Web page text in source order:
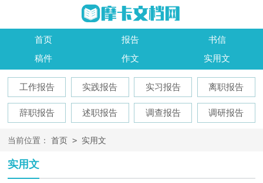
首页 报告
书信
稿件
作文 实用文
工作报告 实践报告 实习报告 离职报告
辞职报告 述职报告 调查报告 调研报告
当前位置： 首页 > 实用文
实用文